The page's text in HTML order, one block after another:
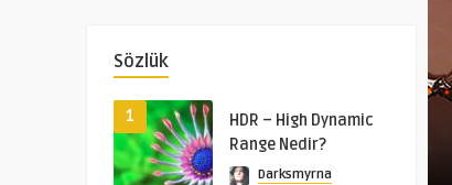
Sözlük
1
HDR – High Dynamic
Range Nedir?
Darksmyrna